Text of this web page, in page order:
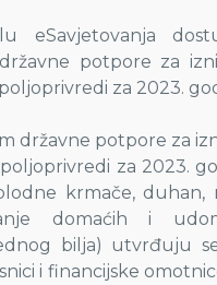
eSavjetovanja
potpore za
za 2023.
državne potpore za
za 2023.
krmače, duhan,
domaćih i
bilja) utvrđuju
i financijske